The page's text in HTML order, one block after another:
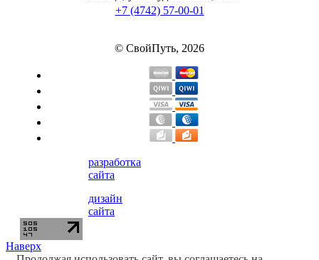
+7 (4742) 57-00-01
© СвойПуть, 2026
разработка
сайта
дизайн
сайта
Наверх